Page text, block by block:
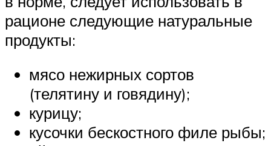
рационе следующие натуральные
продукты:
мясо нежирных сортов
(телятину и говядину);
курицу;
кусочки бескостного филе рыбы;